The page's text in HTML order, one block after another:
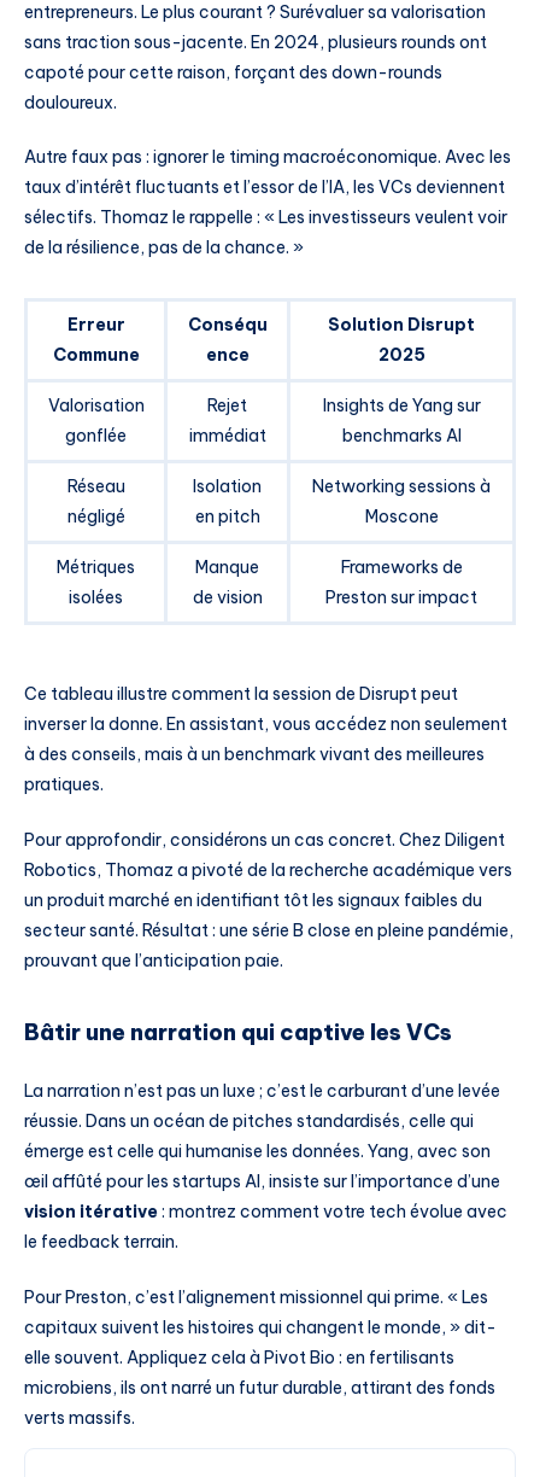
entrepreneurs. Le plus courant ? Surévaluer sa valorisation
sans traction sous-jacente. En 2024, plusieurs rounds ont
capoté pour cette raison, forçant des down-rounds
douloureux.
Autre faux pas : ignorer le timing macroéconomique. Avec les
taux d’intérêt fluctuants et l’essor de l’IA, les VCs deviennent
sélectifs. Thomaz le rappelle : « Les investisseurs veulent voir
de la résilience, pas de la chance. »
Erreur
Commune
Conséqu
ence
Solution Disrupt
2025
Valorisation
gonflée
Rejet
immédiat
Insights de Yang sur
benchmarks AI
Réseau
négligé
Isolation
en pitch
Networking sessions à
Moscone
Métriques
isolées
Manque
de vision
Frameworks de
Preston sur impact
Ce tableau illustre comment la session de Disrupt peut
inverser la donne. En assistant, vous accédez non seulement
à des conseils, mais à un benchmark vivant des meilleures
pratiques.
Pour approfondir, considérons un cas concret. Chez Diligent
Robotics, Thomaz a pivoté de la recherche académique vers
un produit marché en identifiant tôt les signaux faibles du
secteur santé. Résultat : une série B close en pleine pandémie,
prouvant que l’anticipation paie.
Bâtir une narration qui captive les VCs
La narration n’est pas un luxe ; c’est le carburant d’une levée
réussie. Dans un océan de pitches standardisés, celle qui
émerge est celle qui humanise les données. Yang, avec son
œil affûté pour les startups AI, insiste sur l’importance d’une
vision itérative: montrez comment votre tech évolue avec
le feedback terrain.
Pour Preston, c’est l’alignement missionnel qui prime. « Les
capitaux suivent les histoires qui changent le monde, » dit-
elle souvent. Appliquez cela à Pivot Bio : en fertilisants
microbiens, ils ont narré un futur durable, attirant des fonds
verts massifs.